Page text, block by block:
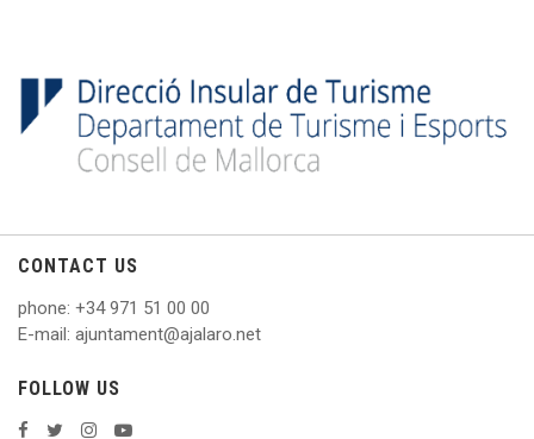
CONTACT US
phone: +34 971 51 00 00
E-mail: ajuntament@ajalaro.net
FOLLOW US